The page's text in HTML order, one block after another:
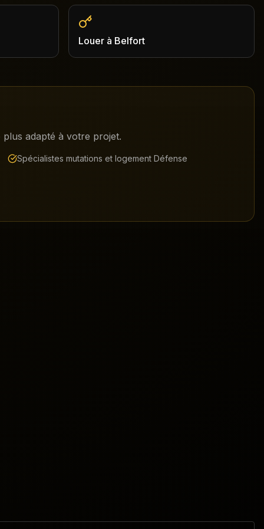
Louer à Belfort
adapté à votre projet.
Spécialistes mutations et logement Défense